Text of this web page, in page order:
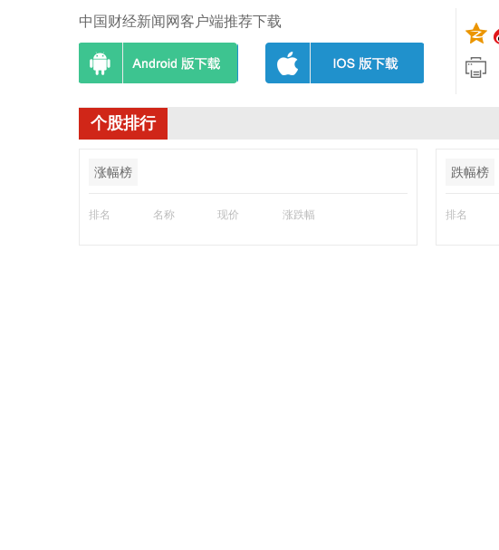
中国财经新闻网客户端推荐下载
个股排行
涨幅榜
排名 名称 现价 涨跌幅
跌幅榜
排名